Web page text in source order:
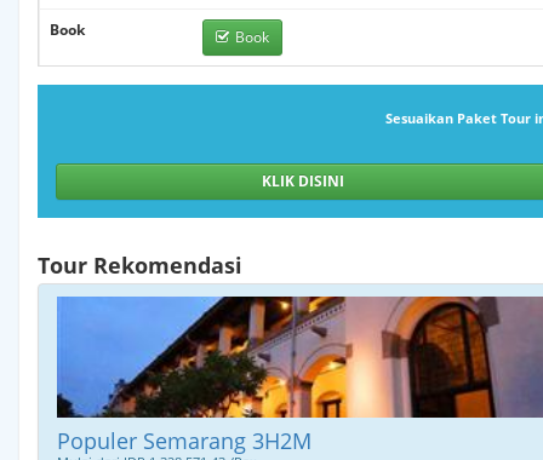
Tagihan
Domestik
Book
Book
Sesuaikan Paket Tour
KLIK DISINI
Tour Rekomendasi
Populer Semarang 3H2M